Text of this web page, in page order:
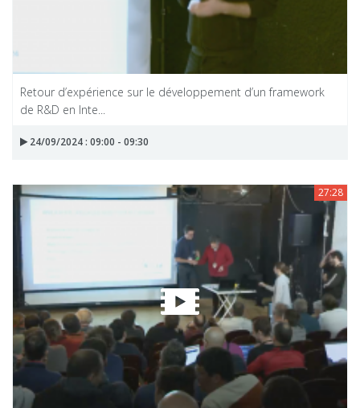
Retour d’expérience sur le développement d’un framework
de R&D en Inte...
24/09/2024 : 09:00 - 09:30
27:28